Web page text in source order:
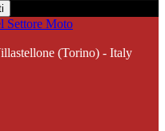
(Torino) - Italy